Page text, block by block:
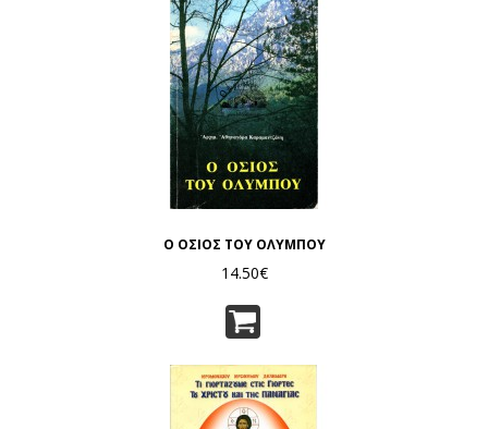
Ο ΟΣΙΟΣ ΤΟΥ ΟΛΥΜΠΟΥ
14.50€